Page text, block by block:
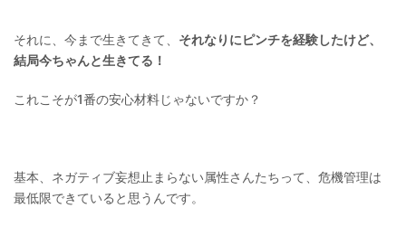
それに、今まで生きてきて、 それなりにピンチを経験したけど、
結局今ちゃんと生きてる！
これこそが1番の安心材料じゃないですか？
基本、ネガティブ妄想止まらない属性さんたちって、危機管理は
最低限できていると思うんです。